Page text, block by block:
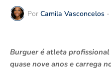
Por Camila Vasconcelos -
Burguer é atleta
quase nove anos e carrega